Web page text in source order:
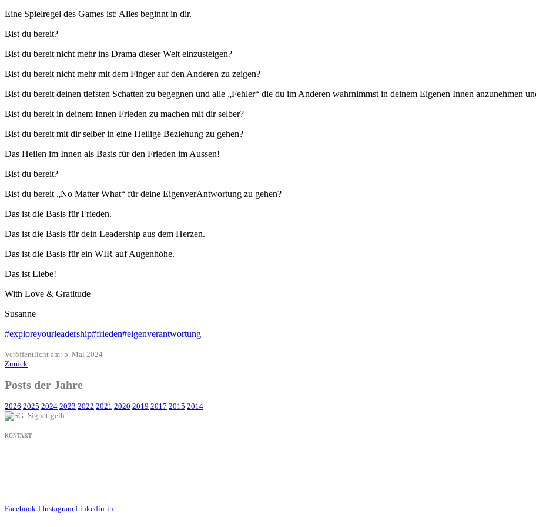
Eine Spielregel des Games ist: Alles beginnt in dir.
Bist du bereit?
Bist du bereit nicht mehr ins Drama dieser Welt einzusteigen?
Bist du bereit nicht mehr mit dem Finger auf den Anderen zu zeigen?
Bist du bereit deinen tiefsten Schatten zu begegnen und alle „Fehler“ die du im Anderen wahrnimmst in deinem Eigenen Innen anzunehmen
Bist du bereit in deinem Innen Frieden zu machen mit dir selber?
Bist du bereit mit dir selber in eine Heilige Beziehung zu gehen?
Das Heilen im Innen als Basis für den Frieden im Aussen!
Bist du bereit?
Bist du bereit „No Matter What“ für deine EigenverAntwortung zu gehen?
Das ist die Basis für Frieden.
Das ist die Basis für dein Leadership aus dem Herzen.
Das ist die Basis für ein WIR auf Augenhöhe.
Das ist Liebe!
With Love & Gratitude
Susanne
#exploreyourleadership#frieden#eigenverantwortung
Veröffentlicht am: 5. Mai 2024
Zurück
Posts der Jahre
2026 2025 2024 2023 2022 2021 2020 2019 2017 2015 2014
KONTAKT
Facebook-f Instagram Linkedin-in
|